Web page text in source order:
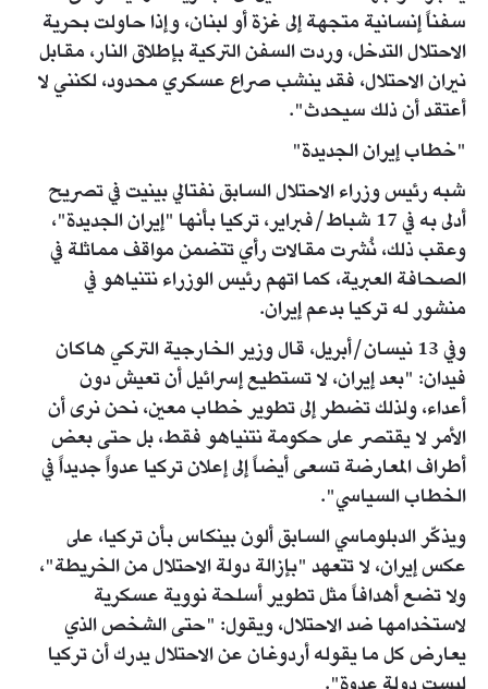
سفناً إنسانية متجهة إلى غزة أو لبنان، وإذا حاولت بحرية
الاحتلال التدخل، وردت السفن التركية بإطلاق النار، مقابل
نيران الاحتلال، فقد ينشب صراع عسكري محدود، لكنني لا
أعتقد أن ذلك سيحدث".
"خطاب إيران الجديدة"
شبه رئيس وزراء الاحتلال السابق نفتالي بينيت في تصريح
أدلى به في 17 شباط/فبراير، تركيا بأنها "إيران الجديدة"،
وعقب ذلك، نُشرت مقالات رأي تتضمن مواقف مماثلة في
الصحافة العبرية، كما اتهم رئيس الوزراء نتنياهو في
منشور له تركيا بدعم إيران.
وفي 13 نيسان/أبريل، قال وزير الخارجية التركي هاكان
فيدان: "بعد إيران، لا تستطيع إسرائيل أن تعيش دون
أعداء، ولذلك تضطر إلى تطوير خطاب معين، نحن نرى أن
الأمر لا يقتصر على حكومة نتنياهو فقط، بل حتى بعض
أطراف المعارضة تسعى أيضاً إلى إعلان تركيا عدواً جديداً في
الخطاب السياسي".
ويذكّر الدبلوماسي السابق ألون بينكاس بأن تركيا، على
عكس إيران، لا تتعهد "بإزالة دولة الاحتلال من الخريطة"،
ولا تضع أهدافاً مثل تطوير أسلحة نووية عسكرية
لاستخدامها ضد الاحتلال، ويقول: "حتى الشخص الذي
يعارض كل ما يقوله أردوغان عن الاحتلال يدرك أن تركيا